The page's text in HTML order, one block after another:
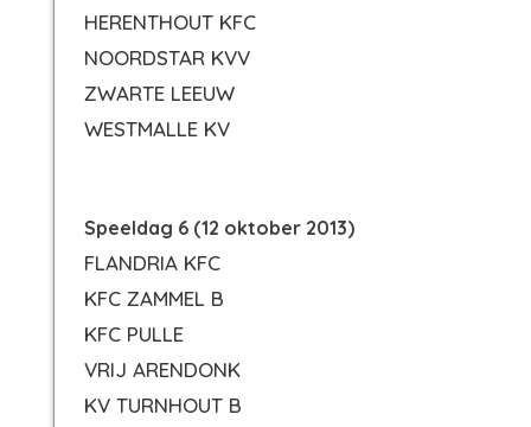
HERENTHOUT KFC
NOORDSTAR KVV
ZWARTE LEEUW
WESTMALLE KV
Speeldag 6 (12 oktober 2013)
FLANDRIA KFC
KFC ZAMMEL B
KFC PULLE
VRIJ ARENDONK
KV TURNHOUT B